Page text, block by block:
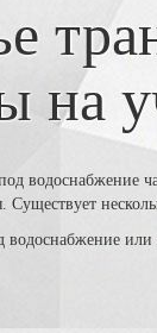
на
водоснабжение